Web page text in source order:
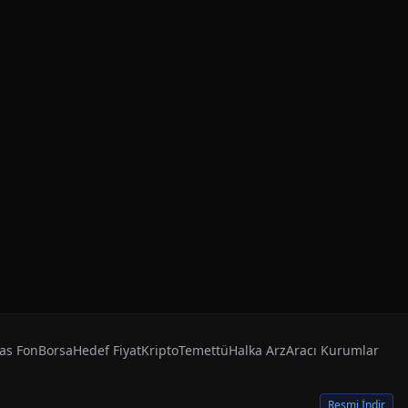
FonBorsaHedef FiyatKriptoTemettüHalka ArzAracı Kurumlar
Resmi İndir